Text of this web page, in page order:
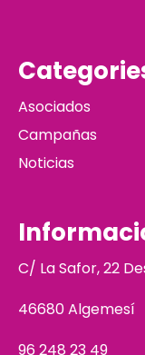
Asociados
Campañas
Noticias
C/ La Safor, 22
46680 Algemesí
96 248 23 49